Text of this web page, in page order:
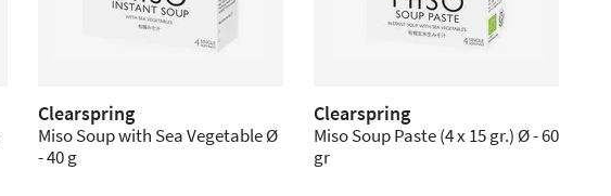
Clearspring
Miso Soup with Sea Vegetable Ø
- 40 g
Clearspring
Miso Soup Paste (4 x 15 gr.) Ø - 60
gr